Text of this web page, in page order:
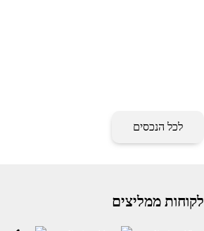
לכל הנכסים
לקוחות ממליצים